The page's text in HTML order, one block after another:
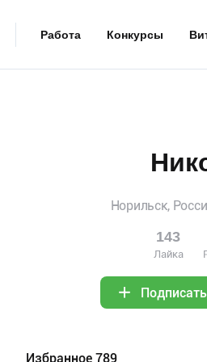
Работа Конкурсы
Норильск,
143
Лайка
Избранное 789